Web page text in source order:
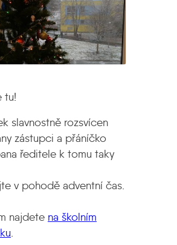
tu!
slavnostně rozsvícen
zástupci a přáníčko
ředitele k tomu taky
v pohodě adventní čas.
najdete na školním
.